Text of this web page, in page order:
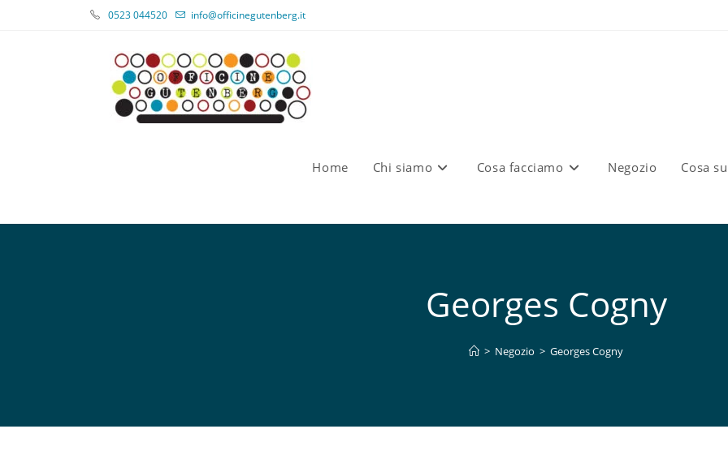
0523 044520 info@officinegutenberg.it
Home Chi siamo Cosa facciamo Negozio Cosa
Georges Cogny
> Negozio > Georges Cogny